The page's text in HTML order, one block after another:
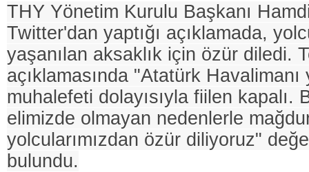
THY Yönetim Kurulu Başkanı
Twitter'dan yaptığı açıklamada,
yaşanılan aksaklık için özür diledi.
açıklamasında "Atatürk
muhalefeti dolayısıyla fiilen kapalı.
elimizde olmayan nedenlerle
yolcularımızdan özür diliyoruz"
bulundu.